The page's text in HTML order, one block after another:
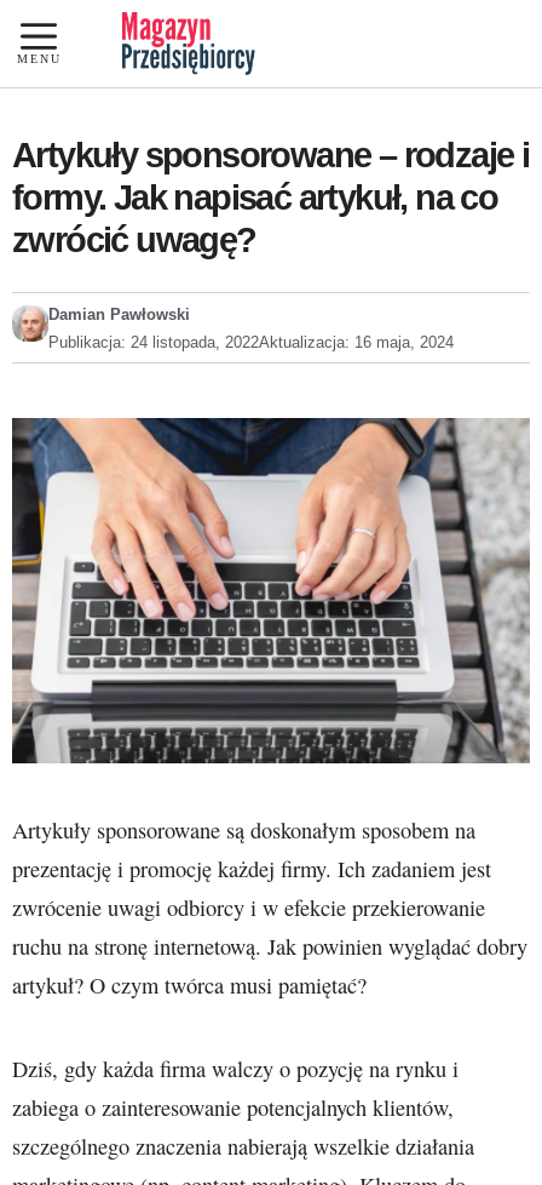
Przejdź
do
treści
MENU
Artykuły sponsorowane – rodzaje i
formy. Jak napisać artykuł, na co
zwrócić uwagę?
Damian Pawłowski
Publikacja: 24 listopada, 2022Aktualizacja: 16 maja, 2024
Artykuły sponsorowane są doskonałym sposobem na
prezentację i promocję każdej firmy. Ich zadaniem jest
zwrócenie uwagi odbiorcy i w efekcie przekierowanie
ruchu na stronę internetową. Jak powinien wyglądać dobry
artykuł? O czym twórca musi pamiętać?
Dziś, gdy każda firma walczy o pozycję na rynku i
zabiega o zainteresowanie potencjalnych klientów,
szczególnego znaczenia nabierają wszelkie działania